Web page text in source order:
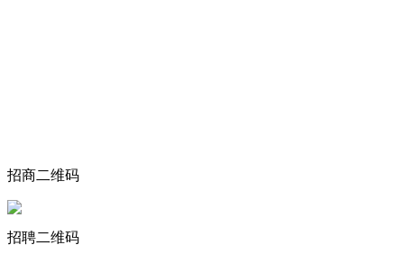
招商二维码
招聘二维码